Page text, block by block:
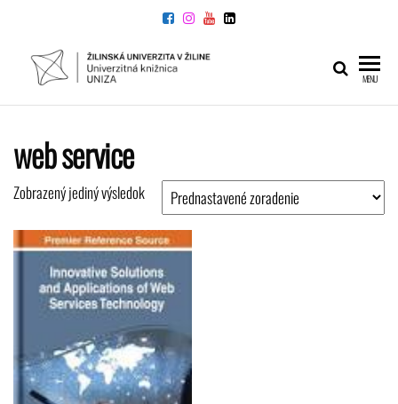
UNIVERZITNÁ
KNIŽNICA
MENU
web service
Zobrazený jediný výsledok